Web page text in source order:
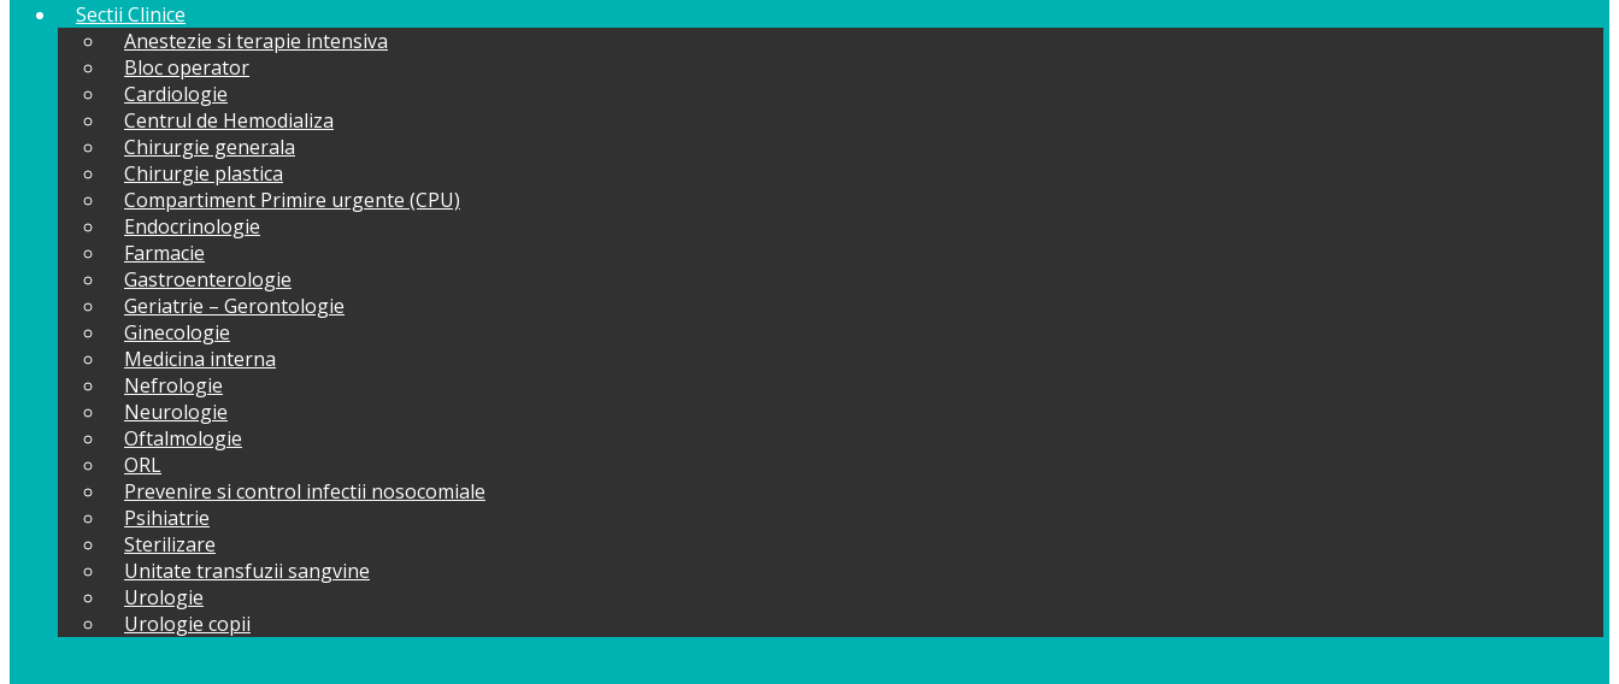
Sectii Clinice
Anestezie si terapie intensiva
Bloc operator
Cardiologie
Centrul de Hemodializa
Chirurgie generala
Chirurgie plastica
Compartiment Primire urgente (CPU)
Endocrinologie
Farmacie
Gastroenterologie
Geriatrie – Gerontologie
Ginecologie
Medicina interna
Nefrologie
Neurologie
Oftalmologie
ORL
Prevenire si control infectii nosocomiale
Psihiatrie
Sterilizare
Unitate transfuzii sangvine
Urologie
Urologie copii